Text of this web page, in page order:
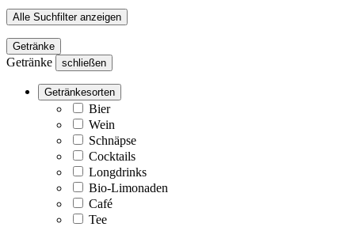
Alle Suchfilter anzeigen
Getränke
Getränke schließen
Getränkesorten
Bier
Wein
Schnäpse
Cocktails
Longdrinks
Bio-Limonaden
Café
Tee